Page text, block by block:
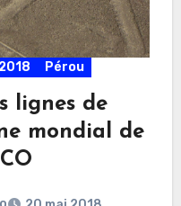
Pérou
lignes de
mondial de